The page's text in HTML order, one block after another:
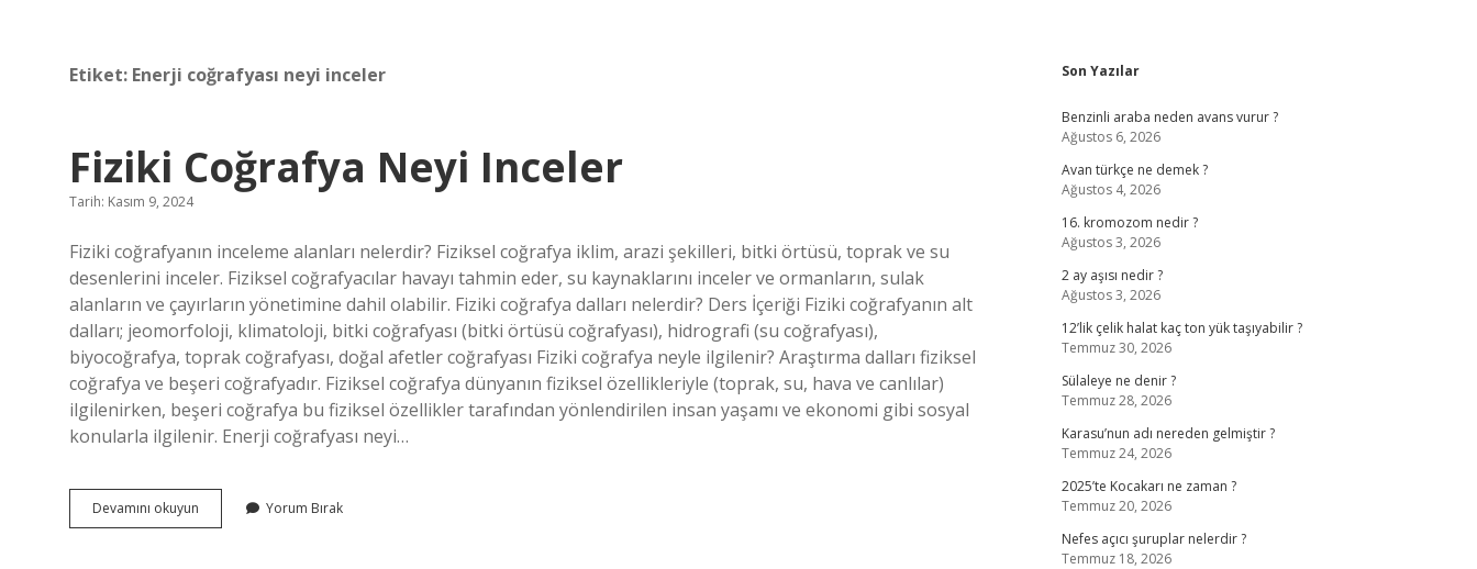
Etiket: Enerji coğrafyası neyi inceler
Fiziki Coğrafya Neyi Inceler
Tarih: Kasım 9, 2024
Fiziki coğrafyanın inceleme alanları nelerdir? Fiziksel coğrafya iklim, arazi şekilleri, bitki örtüsü, toprak ve su
desenlerini inceler. Fiziksel coğrafyacılar havayı tahmin eder, su kaynaklarını inceler ve ormanların, sulak
alanların ve çayırların yönetimine dahil olabilir. Fiziki coğrafya dalları nelerdir? Ders İçeriği Fiziki coğrafyanın alt
dalları; jeomorfoloji, klimatoloji, bitki coğrafyası (bitki örtüsü coğrafyası), hidrografi (su coğrafyası),
biyocoğrafya, toprak coğrafyası, doğal afetler coğrafyası Fiziki coğrafya neyle ilgilenir? Araştırma dalları fiziksel
coğrafya ve beşeri coğrafyadır. Fiziksel coğrafya dünyanın fiziksel özellikleriyle (toprak, su, hava ve canlılar)
ilgilenirken, beşeri coğrafya bu fiziksel özellikler tarafından yönlendirilen insan yaşamı ve ekonomi gibi sosyal
konularla ilgilenir. Enerji coğrafyası neyi…
Devamını okuyun
Coğrafya
Yorum Bırak
Sidebar
Son Yazılar
Benzinli araba neden avans vurur ?
Ağustos 6, 2026
Avan türkçe ne demek ?
Ağustos 4, 2026
16. kromozom nedir ?
Ağustos 3, 2026
2 ay aşısı nedir ?
Ağustos 3, 2026
12’lik çelik halat kaç ton yük taşıyabilir ?
Temmuz 30, 2026
Sülaleye ne denir ?
Temmuz 28, 2026
Karasu’nun adı nereden gelmiştir ?
Temmuz 24, 2026
2025’te Kocakarı ne zaman ?
Temmuz 20, 2026
Nefes açıcı şuruplar nelerdir ?
Temmuz 18, 2026